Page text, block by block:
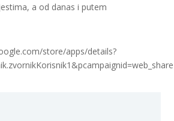
a od danas i putem
store/apps/details?